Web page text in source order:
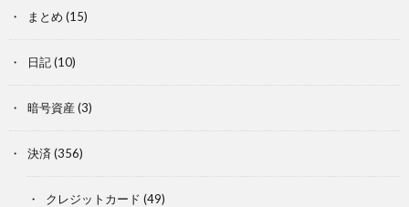
まとめ (15)
日記(10)
暗号資産 (3)
決済 (356)
クレジットカード (49)